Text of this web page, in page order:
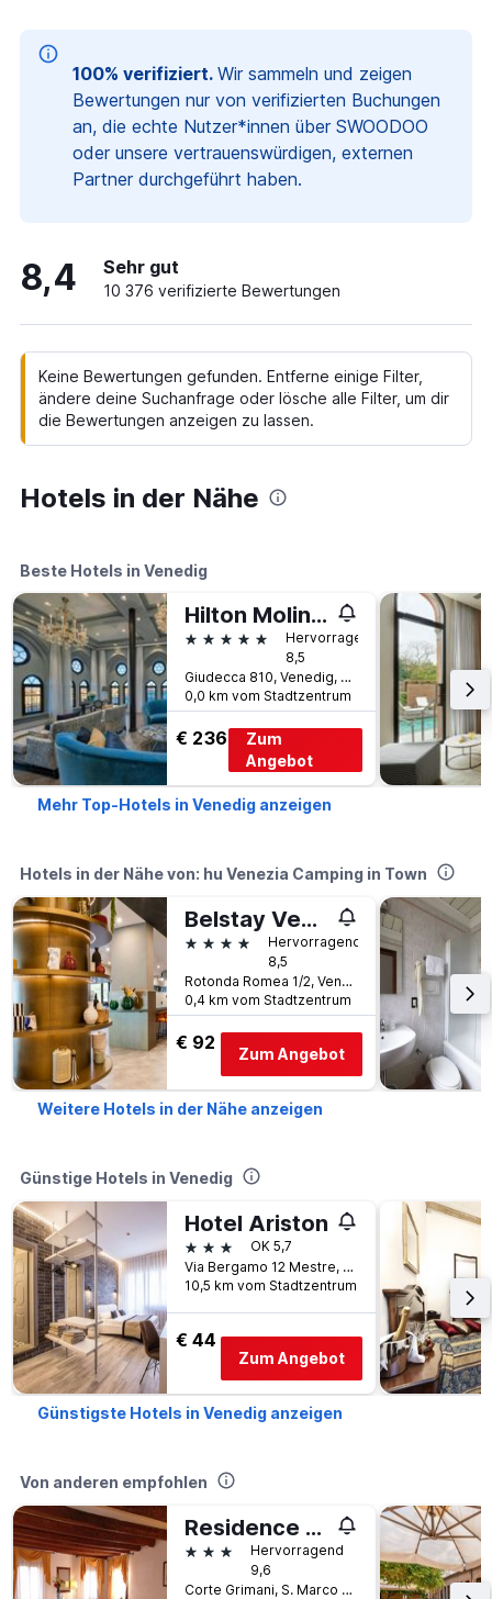
100% verifiziert. Wir sammeln und zeigen
Bewertungen nur von verifizierten Buchungen
an, die echte Nutzer*innen über SWOODOO
oder unsere vertrauenswürdigen, externen
Partner durchgeführt haben.
8,4 Sehr gut
10 376 verifizierte Bewertungen
Keine Bewertungen gefunden. Entferne einige Filter,
ändere deine Suchanfrage oder lösche alle Filter, um dir
die Bewertungen anzeigen zu lassen.
Hotels in der Nähe
Beste Hotels in Venedig
Hilton Molino Stucky Venice
5 Sterne
Hervorragend
8,5
Giudecca 810, Venedig, Venetien, Italien
0,0 km vom Stadtzentrum
€ 236
Zum
Angebot
Mehr Top-Hotels in Venedig anzeigen
Hotels in der Nähe von: hu Venezia Camping in Town
Belstay Venezia Mestre
4 Sterne
Hervorragend
8,5
Rotonda Romea 1/2, Venedig, Venetien, Italien
0,4 km vom Stadtzentrum
€ 92
Zum Angebot
Weitere Hotels in der Nähe anzeigen
Günstige Hotels in Venedig
Hotel Ariston
3 SterneOK 5,7
Via Bergamo 12 Mestre, Venedig, Venetien, Italien
10,5 km vom Stadtzentrum
€ 44
Zum Angebot
Günstigste Hotels in Venedig anzeigen
Von anderen empfohlen
Residence Corte Grimani
3 SterneHervorragend
9,6
Corte Grimani, S. Marco 4402, Venedig, Venetien, Italien